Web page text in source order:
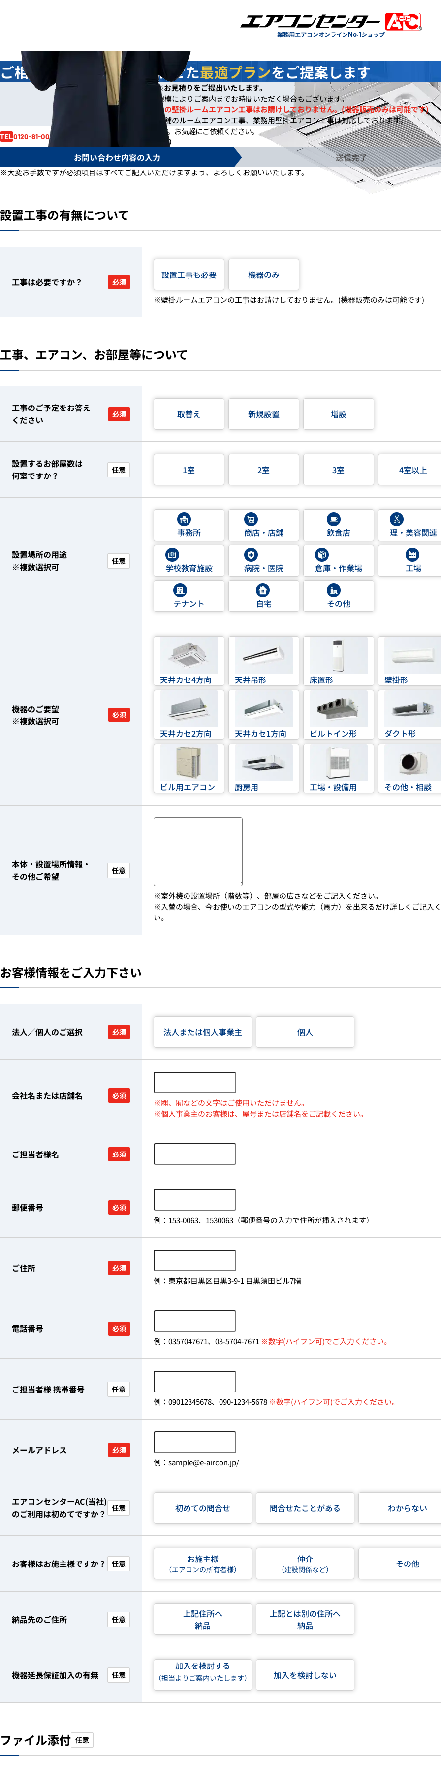
業務用エアコンオンラインNo.1ショップ
ご相談 無料 ！お客様に合わせた最適プランをご提案します
※お見積りをご提出いたします。
※ご依頼の規模によりご案内までお時間いただく場合もございます。
※一般住宅への壁掛ルームエアコン工事はお請けしておりません。(機器販売のみは可能です)
※事務所や店舗のルームエアコン工事、業務用壁掛エアコン工事は対応しております。
TEL0120-81-0017
お見積り依頼はお電話でも賜ります。 お気軽にご依頼ください。
月～金 9:00～17:30
お問い合わせ内容の入力 送信完了
※大変お手数ですが必須項目はすべてご記入いただけますよう、よろしくお願いいたします。
設置工事の有無について
工事は必要ですか？ 必須
設置工事も必要 機器のみ
※壁掛ルームエアコンの工事はお請けしておりません。(機器販売のみは可能です)
工事、エアコン、お部屋等について
工事のご予定をお答え
ください
必須 取替え 新規設置 増設
設置するお部屋数は
何室ですか？
任意 1室 2室 3室 4室以上
設置場所の用途
※複数選択可
任意
事務所 商店・店舗 飲食店 理・美容関連
学校教育施設 病院・医院 倉庫・作業場 工場
テナント 自宅 その他
機器のご要望
※複数選択可
必須
天井カセ4方向 天井吊形 床置形 壁掛形
天井カセ2方向 天井カセ1方向 ビルトイン形 ダクト形
ビル用エアコン 厨房用 工場・設備用 その他・相談
本体・設置場所情報・
その他ご希望
任意
※室外機の設置場所（階数等）、部屋の広さなどをご記入ください。
※入替の場合、今お使いのエアコンの型式や能力（馬力）を出来るだけ詳しくご記入
い。
お客様情報をご入力下さい
法人／個人のご選択 必須 法人または個人事業主 個人
会社名または店舗名 必須
※㈱、㈲などの文字はご使用いただけません。
※個人事業主のお客様は、屋号または店舗名をご記載ください。
ご担当者様名 必須
郵便番号 必須
例：153-0063、1530063（郵便番号の入力で住所が挿入されます）
ご住所 必須
例：東京都目黒区目黒3-9-1 目黒須田ビル7階
電話番号 必須
例：0357047671、03-5704-7671 ※数字(ハイフン可)でご入力ください。
ご担当者様 携帯番号 任意
例：09012345678、090-1234-5678※数字(ハイフン可)でご入力ください。
メールアドレス 必須
例：sample@e-aircon.jp/
エアコンセンターAC(当社)
のご利用は初めてですか？
任意 初めての問合せ 問合せたことがある わからない
お客様はお施主様ですか？ 任意 お施主様
（エアコンの所有者様）
仲介
（建設関係など） その他
納品先のご住所 任意
上記住所へ
納品
上記とは別の住所へ
納品
機器延長保証加入の有無 任意
加入を検討する
（担当よりご案内いたします） 加入を検討しない
ファイル添付 任意